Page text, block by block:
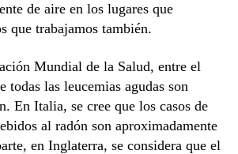
de aire en los lugares que
que trabajamos también.
Mundial de la Salud, entre el
todas las leucemias agudas son
En Italia, se cree que los casos de
al radón son aproximadamente
en Inglaterra, se considera que el